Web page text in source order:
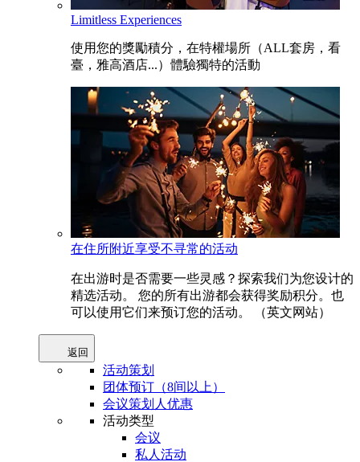
Limitless Experiences
使用您的獎勵積分，在特權場所（ALL套房，看
臺，雅高酒店...）體驗獨特的活動
在住所附近享受不寻常的活动
在出游时是否需要一些灵感？探索我们为您设计的
精选活动。 您的所有出游都会获得奖励积分。也
可以使用它们来预订您的活动。 （英文网站）
返回
活动策划
团体预订（8间以上）
会议策划人优惠
活动类型
会议
私人活动